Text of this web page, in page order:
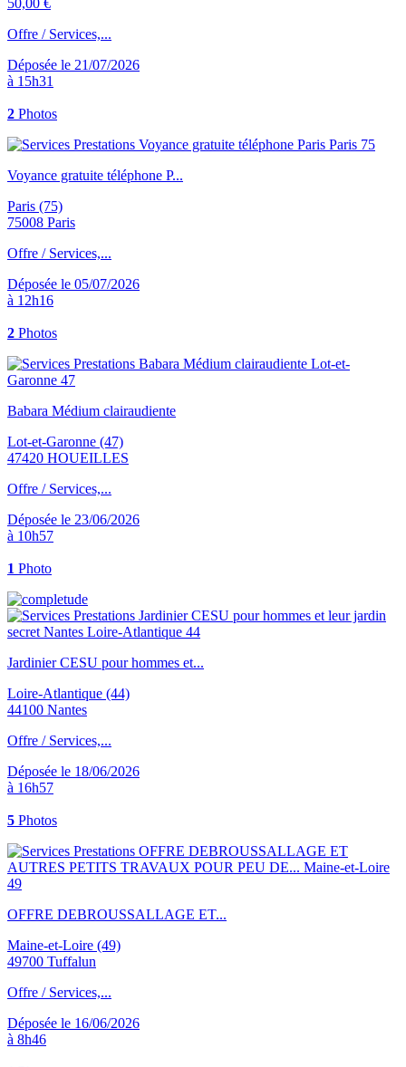
Offre / Services,...
Déposée le 21/07/2026
à 15h31
2 Photos
Voyance gratuite téléphone P...
Paris (75)
75008 Paris
Offre / Services,...
Déposée le 05/07/2026
à 12h16
2 Photos
Babara Médium clairaudiente
Lot-et-Garonne (47)
47420 HOUEILLES
Offre / Services,...
Déposée le 23/06/2026
à 10h57
1 Photo
Jardinier CESU pour hommes et...
Loire-Atlantique (44)
44100 Nantes
Offre / Services,...
Déposée le 18/06/2026
à 16h57
5 Photos
OFFRE DEBROUSSALLAGE ET...
Maine-et-Loire (49)
49700 Tuffalun
Offre / Services,...
Déposée le 16/06/2026
à 8h46